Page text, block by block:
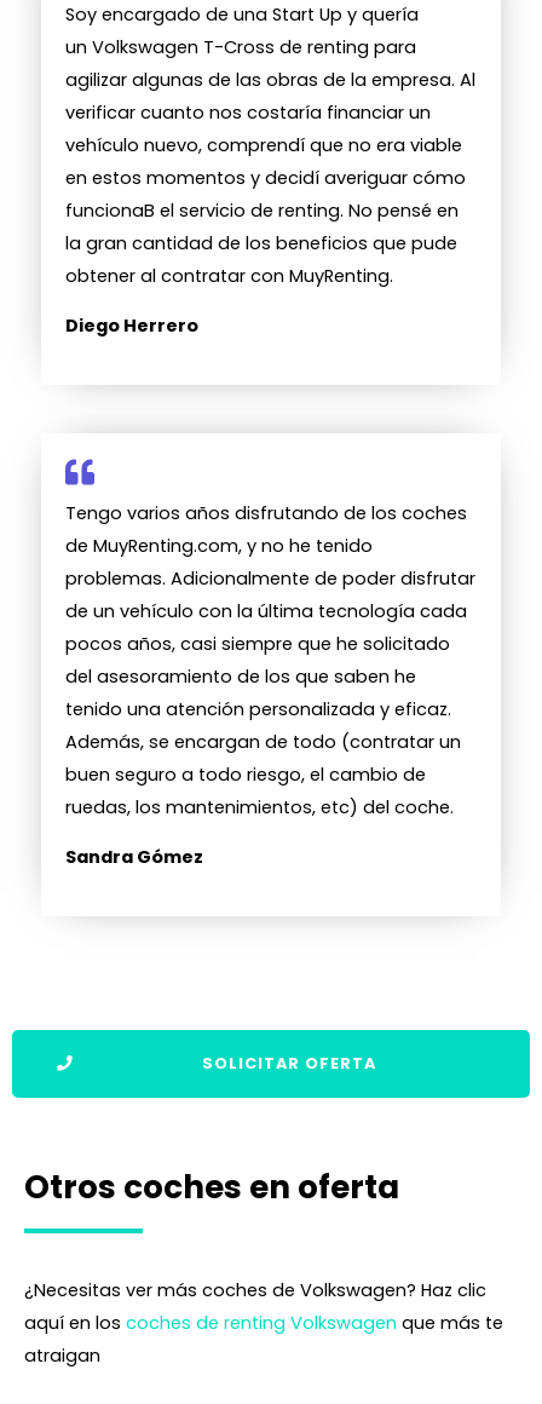
Soy encargado de una Start Up y quería
un Volkswagen T-Cross de renting para
agilizar algunas de las obras de la empresa. Al
verificar cuanto nos costaría financiar un
vehículo nuevo, comprendí que no era viable
en estos momentos y decidí averiguar cómo
funcionaB el servicio de renting. No pensé en
la gran cantidad de los beneficios que pude
obtener al contratar con MuyRenting.
Diego Herrero
Tengo varios años disfrutando de los coches
de MuyRenting.com, y no he tenido
problemas. Adicionalmente de poder disfrutar
de un vehículo con la última tecnología cada
pocos años, casi siempre que he solicitado
del asesoramiento de los que saben he
tenido una atención personalizada y eficaz.
Además, se encargan de todo (contratar un
buen seguro a todo riesgo, el cambio de
ruedas, los mantenimientos, etc) del coche.
Sandra Gómez
SOLICITAR OFERTA
Otros coches en oferta
¿Necesitas ver más coches de Volkswagen? Haz clic
aquí en los coches de renting Volkswagen que más te
atraigan